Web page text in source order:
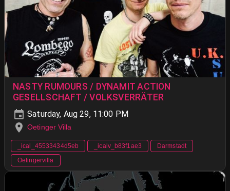
NASTY RUMOURS / DYNAMIT ACTION
GESELLSCHAFT / VOLKSVERRÄTER
Saturday, Aug 29, 11:00 PM
Oetinger Villa
_ical_45533434d5eb _icalv_b83f1ae3
Darmstadt
Oetingervilla